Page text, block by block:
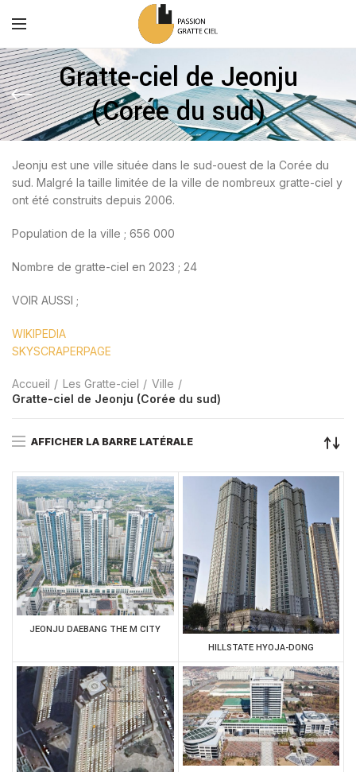
Gratte-ciel de Jeonju
(Corée du sud)
Jeonju est une ville située dans le sud-ouest de la Corée du
sud. Malgré la taille limitée de la ville de nombreux gratte-ciel y
ont été construits depuis 2006.
Population de la ville ; 656 000
Nombre de gratte-ciel en 2023 ; 24
VOIR AUSSI ;
WIKIPEDIA
SKYSCRAPERPAGE
Accueil Les Gratte-ciel
Ville
Gratte-ciel de Jeonju (Corée du sud)
AFFICHER LA BARRE LATÉRALE
JEONJU DAEBANG THE M CITY
HILLSTATE HYOJA-DONG